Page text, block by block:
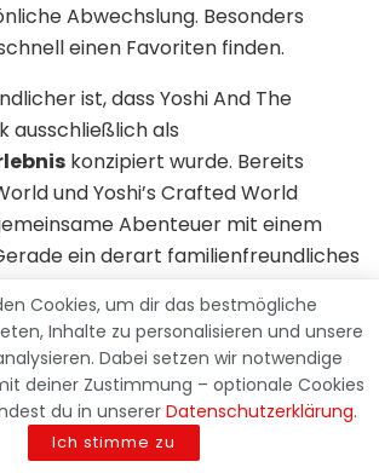
Abwechslung. Besonders
einen Favoriten finden.
ist, dass Yoshi And The
ausschließlich als
konzipiert wurde. Bereits
und Yoshi’s Crafted World
Abenteuer mit einem
ein derart familienfreundliches
geeignet.
hätten mit zwei Figuren sogar
geboten. Ein Spieler hätte
können, während der andere
Gemeinsame Experimente
Cookies, um dir das bestmögliche
Inhalte zu personalisieren und unsere
Dabei setzen wir notwendige
deiner Zustimmung – optionale Cookies
du in unserer Datenschutzerklärung.
Ich stimme zu